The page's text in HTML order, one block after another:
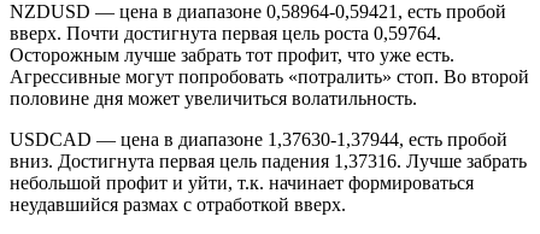
NZDUSD — цена в диапазоне 0,58964-0,59421, есть пробой
вверх. Почти достигнута первая цель роста 0,59764.
Осторожным лучше забрать тот профит, что уже есть.
Агрессивные могут попробовать «потралить» стоп. Во второй
половине дня может увеличиться волатильность.
USDCAD — цена в диапазоне 1,37630-1,37944, есть пробой
вниз. Достигнута первая цель падения 1,37316. Лучше забрать
небольшой профит и уйти, т.к. начинает формироваться
неудавшийся размах с отработкой вверх.